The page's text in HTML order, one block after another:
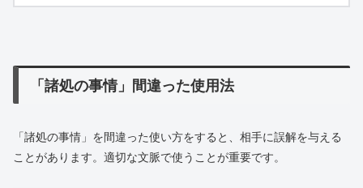
「諸処の事情」間違った使用法
「諸処の事情」を間違った使い方をすると、相手に誤解を与える
ことがあります。適切な文脈で使うことが重要です。